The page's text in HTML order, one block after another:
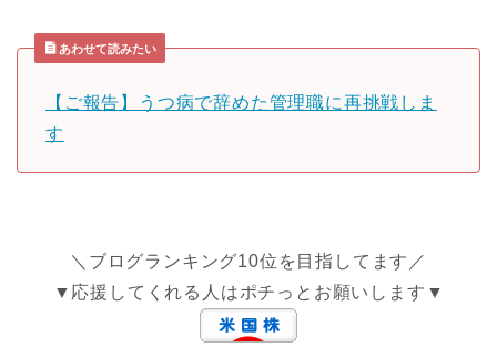
あわせて読みたい
【ご報告】うつ病で辞めた管理職に再挑戦しま
す
＼ブログランキング10位を目指してます／
▼応援してくれる人はポチっとお願いします▼